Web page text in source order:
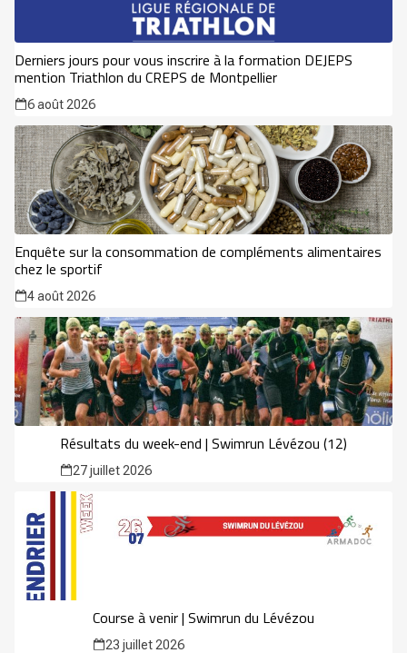
Derniers jours pour vous inscrire à la formation DEJEPS
mention Triathlon du CREPS de Montpellier
6 août 2026
Enquête sur la consommation de compléments alimentaires
chez le sportif
4 août 2026
Résultats du week-end | Swimrun Lévézou (12)
27 juillet 2026
Course à venir | Swimrun du Lévézou
23 juillet 2026